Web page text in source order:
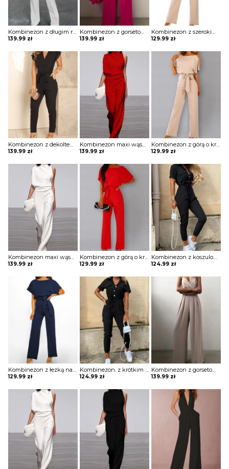
Kombinezon z długim rękawem i prostym dołem
139.99 zł
Kombinezon z gorsetową górą i szerokimi nogawkami
139.99 zł
Kombinezon z szerokimi rękawami i łezką na plecach
129.99 zł
Kombinezon z dekoltem w kształcie litery V i falbankami przy rękawach
139.99 zł
Kombinezon maxi wąski z odkrytym ramieniem
139.99 zł
Kombinezon z górą o kroju nietoperza i wiązaniem w pasie
129.99 zł
Kombinezon maxi wąski z odkrytym ramieniem
139.99 zł
Kombinezon z górą o kroju nietoperza i wiązaniem w pasie
129.99 zł
Kombinezon z koszulową górą z krótkim rękawem z ozdobnymi guzikami
124.99 zł
Kombinezon z łezką na plecach
129.99 zł
Kombinezon. z krótkim rękawem z guzikami i kieszeniami
124.99 zł
Kombinezon z gorsetową górą i szerokimi nogawkami
139.99 zł